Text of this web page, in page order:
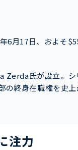
6月17日、およそ
Zerda氏が設立。
終身在職権を史上
注力